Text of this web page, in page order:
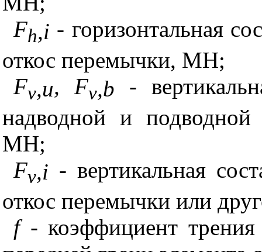
Fh,i - горизонтальная
откос перемычки, МН;
Fv,u,Fv,b -
надводной и подводной
МН;
Fv,i - вертикальная
откос перемычки или
f - коэффициент